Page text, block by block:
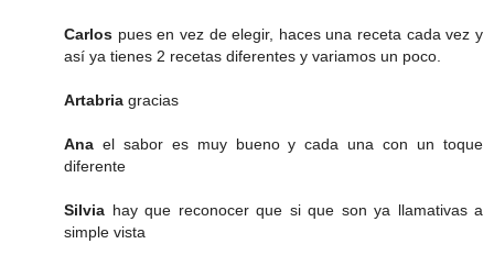
Carlos pues en vez de elegir, haces una receta cada vez y
así ya tienes 2 recetas diferentes y variamos un poco.
Artabria gracias
Ana el sabor es muy bueno y cada una con un toque
diferente
Silvia hay que reconocer que si que son ya llamativas a
simple vista